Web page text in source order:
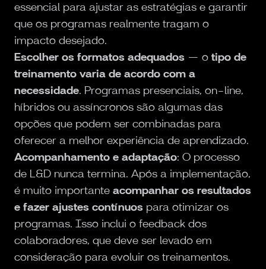
essencial para ajustar as estratégias e garantir
que os programas realmente tragam o
impacto desejado.
Escolher os formatos adequados — o tipo de
treinamento varia de acordo com a
necessidade. Programas presenciais, on-line,
híbridos ou assíncronos são algumas das
opções que podem ser combinadas para
oferecer a melhor experiência de aprendizado.
Acompanhamento e adaptação: O processo
de L&D nunca termina. Após a implementação,
é muito importante acompanhar os resultados
e fazer ajustes contínuos para otimizar os
programas. Isso inclui o feedback dos
colaboradores, que deve ser levado em
consideração para evoluir os treinamentos.